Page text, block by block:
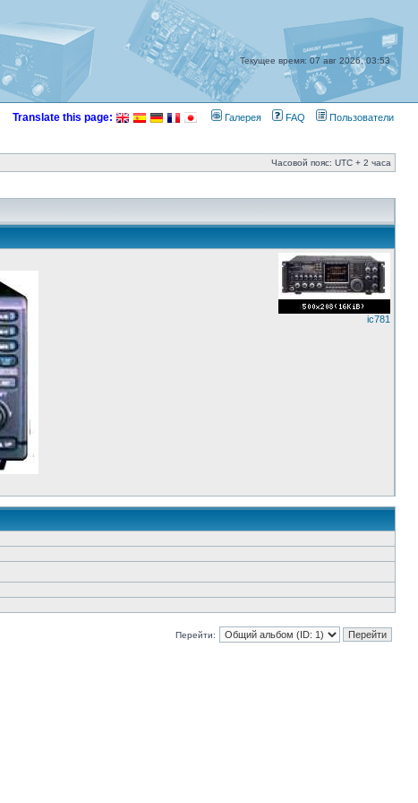
Текущее время: 07 авг 2026, 03:53
Translate this page: Галерея FAQ Пользователи
Часовой пояс: UTC + 2 часа
ic781
Перейти: